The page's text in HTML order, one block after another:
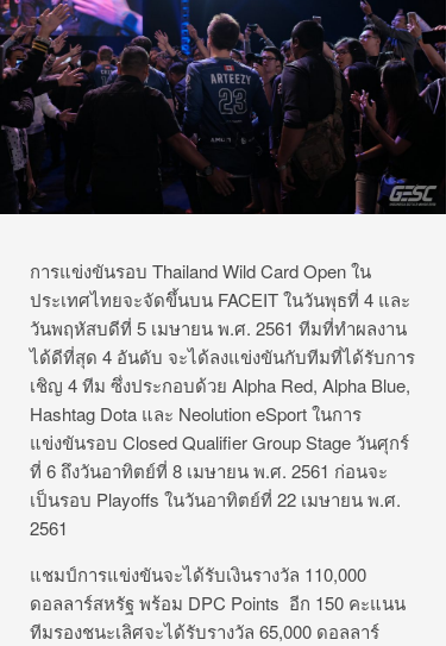
การแข่งขันรอบ Thailand Wild Card Open ใน
ประเทศไทยจะจัดขึ้นบน FACEIT ในวันพุธที่ 4 และ
วันพฤหัสบดีที่ 5 เมษายน พ.ศ. 2561 ทีมที่ทำผลงาน
ได้ดีที่สุด 4 อันดับ จะได้ลงแข่งขันกับทีมที่ได้รับการ
เชิญ 4 ทีม ซึ่งประกอบด้วย Alpha Red, Alpha Blue,
Hashtag Dota และ Neolution eSport ในการ
แข่งขันรอบ Closed Qualifier Group Stage วันศุกร์
ที่ 6 ถึงวันอาทิตย์ที่ 8 เมษายน พ.ศ. 2561 ก่อนจะ
เป็นรอบ Playoffs ในวันอาทิตย์ที่ 22 เมษายน พ.ศ.
2561
แชมป์การแข่งขันจะได้รับเงินรางวัล 110,000
ดอลลาร์สหรัฐ พร้อม DPC Points อีก 150 คะแนน
ทีมรองชนะเลิศจะได้รับรางวัล 65,000 ดอลลาร์